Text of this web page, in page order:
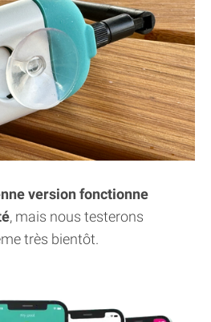
version fonctionne
, mais nous testerons
très bientôt.